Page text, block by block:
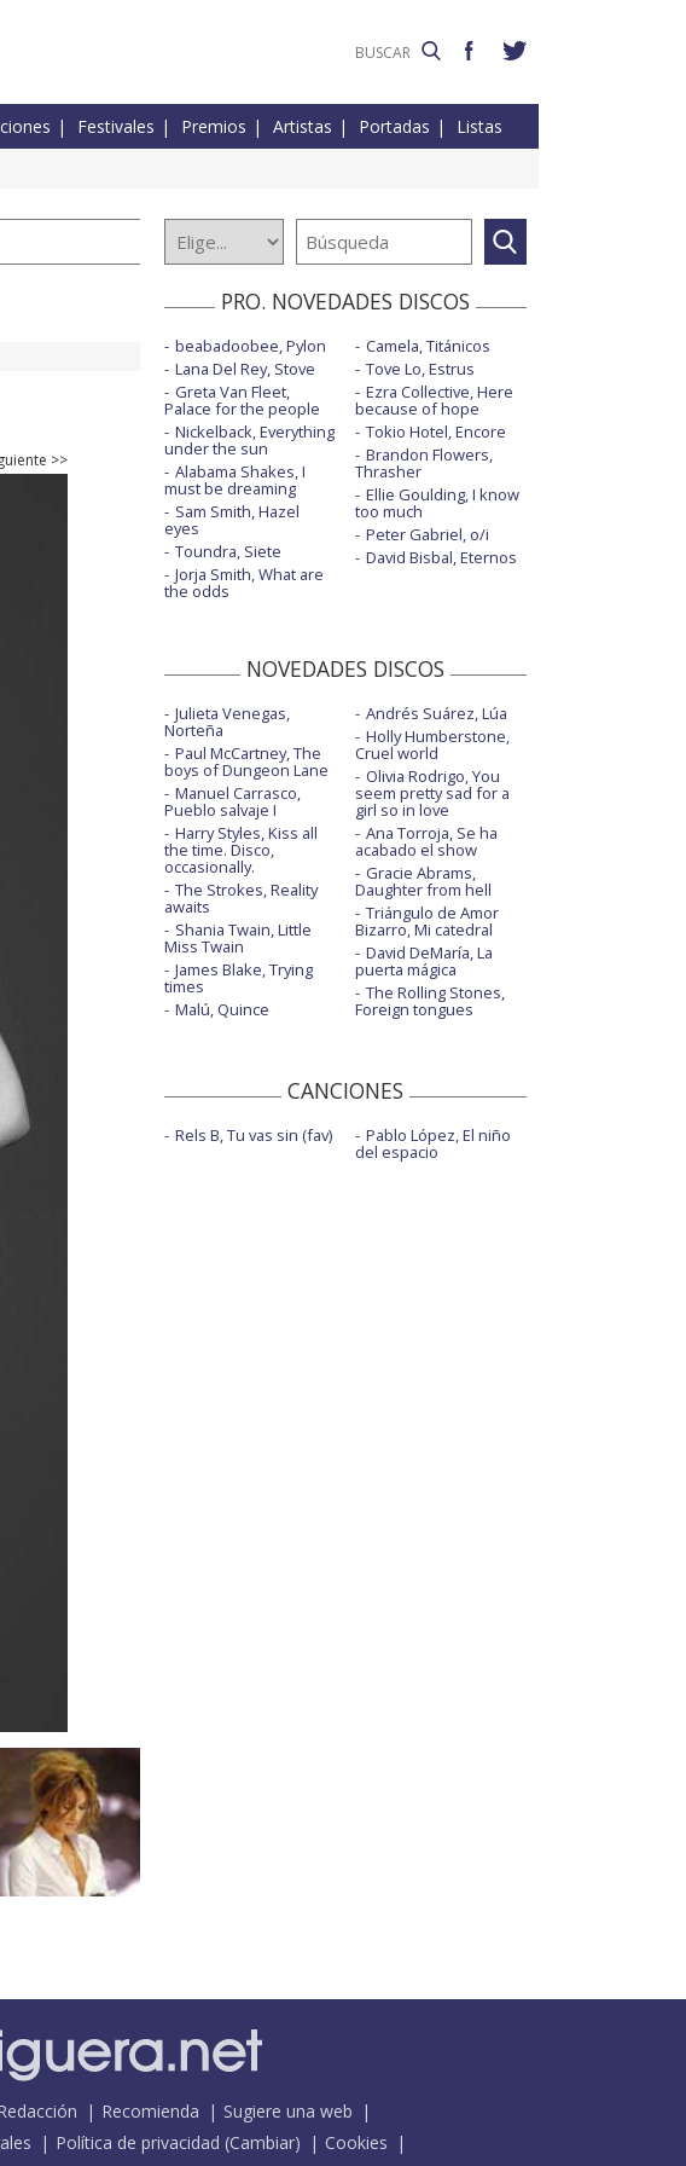
Festivales Premios Artistas Portadas Listas
>>
PRO. NOVEDADES DISCOS
beabadoobee, Pylon
Lana Del Rey, Stove
Greta Van Fleet,
Palace for the people
Nickelback, Everything
under the sun
Alabama Shakes, I
must be dreaming
Sam Smith, Hazel
eyes
Toundra, Siete
Jorja Smith, What are
the odds
Camela, Titánicos
Tove Lo, Estrus
Ezra Collective, Here
because of hope
Tokio Hotel, Encore
Brandon Flowers,
Thrasher
Ellie Goulding, I know
too much
Peter Gabriel, o/i
David Bisbal, Eternos
NOVEDADES DISCOS
Julieta Venegas,
Norteña
Paul McCartney, The
boys of Dungeon Lane
Manuel Carrasco,
Pueblo salvaje I
Harry Styles, Kiss all
the time. Disco,
occasionally.
The Strokes, Reality
awaits
Shania Twain, Little
Miss Twain
James Blake, Trying
times
Malú, Quince
Andrés Suárez, Lúa
Holly Humberstone,
Cruel world
Olivia Rodrigo, You
seem pretty sad for a
girl so in love
Ana Torroja, Se ha
acabado el show
Gracie Abrams,
Daughter from hell
Triángulo de Amor
Bizarro, Mi catedral
David DeMaría, La
puerta mágica
The Rolling Stones,
Foreign tongues
CANCIONES
Rels B, Tu vas sin (fav) Pablo López, El niño
del espacio
Recomienda
Sugiere una web
Política de privacidad (Cambiar)
Cookies